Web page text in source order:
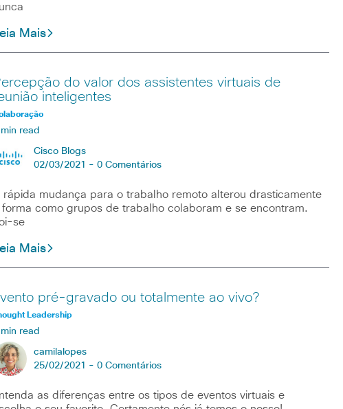
Mais
do valor dos assistentes virtuais de
inteligentes
read
Cisco Blogs
02/03/2021 - 0 Comentários
rápida mudança para o trabalho remoto alterou drasticamente
forma como grupos de trabalho colaboram e se encontram.
se
Mais
pré-gravado ou totalmente ao vivo?
Leadership
read
camilalopes
25/02/2021 - 0 Comentários
as diferenças entre os tipos de eventos virtuais e